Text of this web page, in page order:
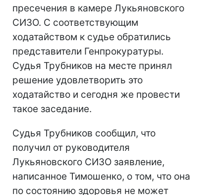
пресечения в камере Лукьяновского
СИЗО. С соответствующим
ходатайством к судье обратились
представители Генпрокуратуры.
Судья Трубников на месте принял
решение удовлетворить это
ходатайство и сегодня же провести
такое заседание.
Судья Трубников сообщил, что
получил от руководителя
Лукьяновского СИЗО заявление,
написанное Тимошенко, о том, что она
по состоянию здоровья не может